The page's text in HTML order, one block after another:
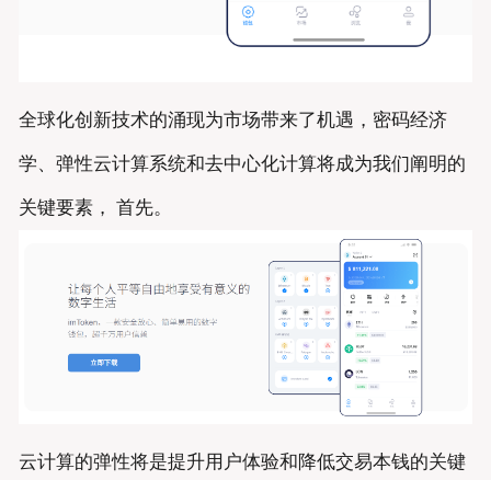
全球化创新技术的涌现为市场带来了机遇，密码经济
学、弹性云计算系统和去中心化计算将成为我们阐明的
关键要素， 首先。
云计算的弹性将是提升用户体验和降低交易本钱的关键